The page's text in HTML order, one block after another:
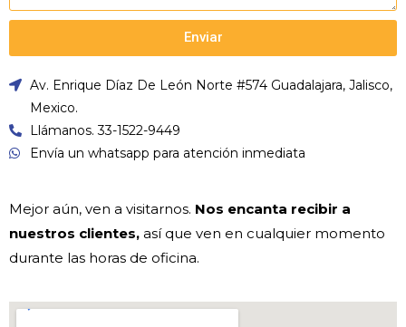
Enviar
Av. Enrique Díaz De León Norte #574 Guadalajara, Jalisco,
Mexico.
Llámanos. 33-1522-9449
Envía un whatsapp para atención inmediata
Mejor aún, ven a visitarnos. Nos encanta recibir a
nuestros clientes, así que ven en cualquier momento
durante las horas de oficina.